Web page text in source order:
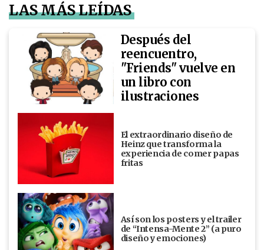
LAS MÁS LEÍDAS
Después del
reencuentro,
"Friends" vuelve en
un libro con
ilustraciones
El extraordinario diseño de
Heinz que transforma la
experiencia de comer papas
fritas
Así son los posters y el trailer
de “Intensa-Mente 2” (a puro
diseño y emociones)